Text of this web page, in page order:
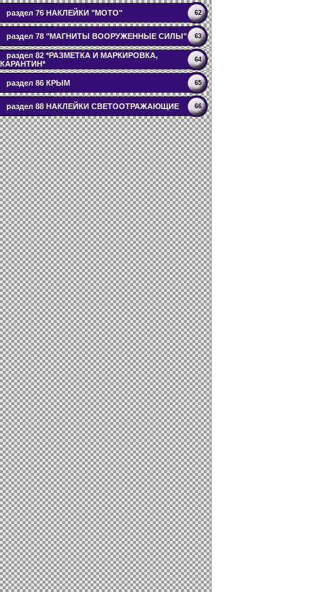
раздел 76 НАКЛЕЙКИ "МОТО" 62
раздел 78 "МАГНИТЫ ВООРУЖЕННЫЕ СИЛЫ" 63
раздел 82 *РАЗМЕТКА И МАРКИРОВКА,
КАРАНТИН*
64
раздел 86 КРЫМ 65
раздел 88 НАКЛЕЙКИ СВЕТООТРАЖАЮЩИЕ 66